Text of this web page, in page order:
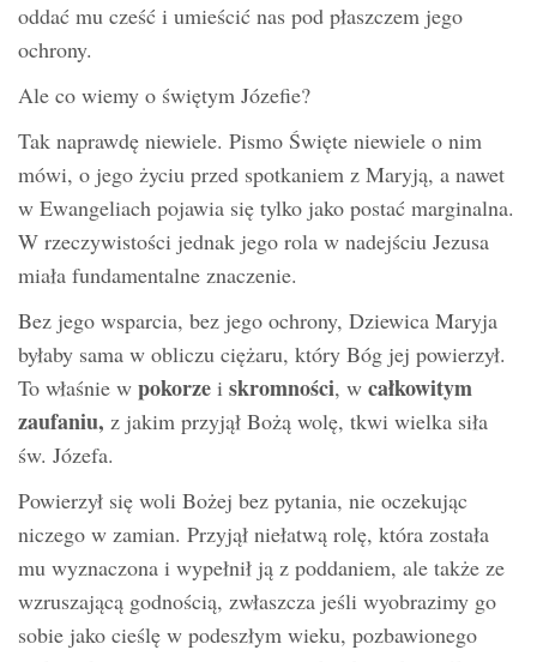
oddać mu cześć i umieścić nas pod płaszczem jego
ochrony.
Ale co wiemy o świętym Józefie?
Tak naprawdę niewiele. Pismo Święte niewiele o nim
mówi, o jego życiu przed spotkaniem z Maryją, a nawet
w Ewangeliach pojawia się tylko jako postać marginalna.
W rzeczywistości jednak jego rola w nadejściu Jezusa
miała fundamentalne znaczenie.
Bez jego wsparcia, bez jego ochrony, Dziewica Maryja
byłaby sama w obliczu ciężaru, który Bóg jej powierzył.
To właśnie w pokorze i skromności, w całkowitym
zaufaniu, z jakim przyjął Bożą wolę, tkwi wielka siła
św. Józefa.
Powierzył się woli Bożej bez pytania, nie oczekując
niczego w zamian. Przyjął niełatwą rolę, która została
mu wyznaczona i wypełnił ją z poddaniem, ale także ze
wzruszającą godnością, zwłaszcza jeśli wyobrazimy go
sobie jako cieślę w podeszłym wieku, pozbawionego